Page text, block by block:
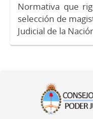
Normativa que
selección de
Judicial de la